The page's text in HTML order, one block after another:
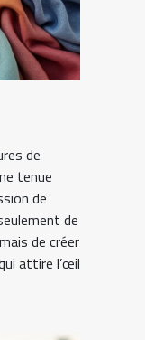
de
tenue
de
de
de créer
attire l’œil